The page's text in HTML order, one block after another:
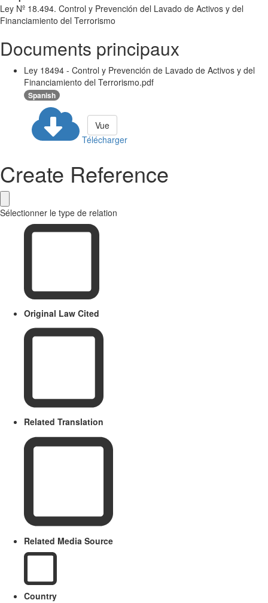
Ley Nº 18.494. Control y Prevención del Lavado de Activos y del
Financiamiento del Terrorismo
Documents principaux
Ley 18494 - Control y Prevención de Lavado de Activos y del
Financiamiento del Terrorismo.pdf
Spanish
Télécharger
Vue
Create Reference
Sélectionner le type de relation
Original Law Cited
Related Translation
Related Media Source
Country